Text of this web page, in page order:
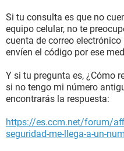
Si tu consulta es que no
equipo celular, no te
cuenta de correo
envíen el código por ese
Y si tu pregunta es, ¿Cómo
si no tengo mi número
encontrarás la respuesta:
https://es.ccm.net/forum/
seguridad-me-llega-a-un-